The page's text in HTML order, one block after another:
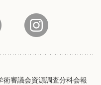
審議会資源調査分科会報